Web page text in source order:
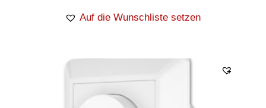
Auf die Wunschliste setzen